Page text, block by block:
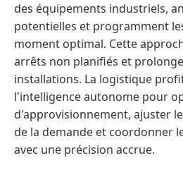
des équipements industriels,
potentielles et programment
moment optimal. Cette
arrêts non planifiés et
installations. La logistique
l'intelligence autonome pour
d'approvisionnement, ajuster
de la demande et coordonner
avec une précision accrue.